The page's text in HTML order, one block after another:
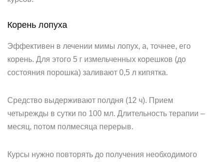
Корень лопуха
Эффективен в лечении мимы лопух, а, точнее, его
корень. Для этого 5 г измельченных корешков (до
состояния порошка) заливают 0,5 л кипятка.
Средство выдерживают полдня (12 ч). Прием
четырежды в сутки по 100 мл. Длительность терапии –
месяц, потом полмесяца перерыв.
Курсы нужно повторять до получения необходимого